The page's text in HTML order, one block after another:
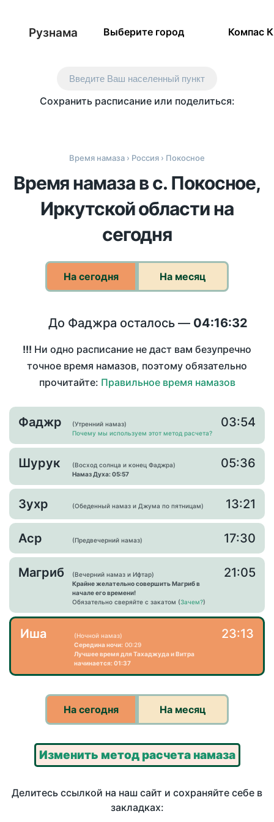
Рузнама Выберите город Компас
Введите Ваш населенный пункт
Сохранить расписание или поделиться:
Время намаза › Россия › Покосное
Время намаза в с. Покосное,
Иркутской области на
сегодня
На сегодня На месяц
До Фаджра осталось — 04:16:32
!!! Ни одно расписание не даст вам безупречно
точное время намазов, поэтому обязательно
прочитайте: Правильное время намазов
Фаджр
(Утренний намаз)
Почему мы используем этот метод расчета?
03:54
Шурук
(Восход солнца и конец Фаджра)
Намаз Духа: 05:57
05:36
Зухр (Обеденный намаз и Джума по пятницам) 13:21
Аср (Предвечерний намаз) 17:30
Магриб
(Вечерний намаз и Ифтар)
Крайне желательно совершить Магриб в
начале его времени!
Обязательно сверяйте с закатом (Зачем?)
21:05
Иша
(Ночной намаз)
Середина ночи: 00:29
Лучшее время для Тахаджуда и Витра
начинается: 01:37
23:13
На сегодня На месяц
Изменить метод расчета намаза
Делитесь ссылкой на наш сайт и сохраняйте себе в
закладках: